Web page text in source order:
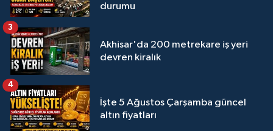
durumu
Akhisar'da 200 metrekare iş yeri
devren kiralık
3
İşte 5 Ağustos Çarşamba güncel
altın fiyatları
4